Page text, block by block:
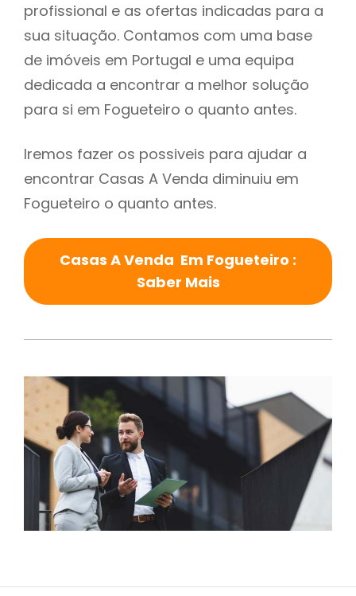
profissional e as ofertas indicadas para a
sua situação. Contamos com uma base
de imóveis em Portugal e uma equipa
dedicada a encontrar a melhor solução
para si em Fogueteiro o quanto antes.
Iremos fazer os possiveis para ajudar a
encontrar Casas A Venda diminuiu em
Fogueteiro o quanto antes.
Casas A Venda Em Fogueteiro :
Saber Mais